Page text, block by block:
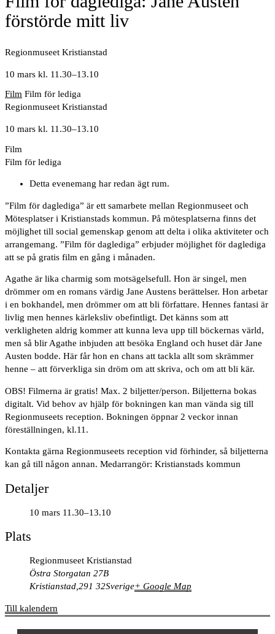
förstörde mitt liv
Regionmuseet Kristianstad
10 mars kl. 11.30–13.10
Film Film för lediga
Regionmuseet Kristianstad
10 mars kl. 11.30–13.10
Film
Film för lediga
Detta evenemang har redan ägt rum.
”Film för daglediga” är ett samarbete mellan Regionmuseet och
Mötesplatser i Kristianstads kommun. På mötesplatserna finns det
möjlighet till social gemenskap genom att delta i olika aktiviteter och
arrangemang. ”Film för daglediga” erbjuder möjlighet för daglediga
att se på gratis film en gång i månaden.
Agathe är lika charmig som motsägelsefull. Hon är singel, men
drömmer om en romans värdig Jane Austens berättelser. Hon arbetar
i en bokhandel, men drömmer om att bli författare. Hennes fantasi är
livlig men hennes kärleksliv obefintligt. Det känns som att
verkligheten aldrig kommer att kunna leva upp till böckernas värld,
men så blir Agathe inbjuden att besöka England och huset där Jane
Austen bodde. Här får hon en chans att tackla allt som skrämmer
henne – att förverkliga sin dröm om att skriva, och om att bli kär.
OBS! Filmerna är gratis! Max. 2 biljetter/person. Biljetterna bokas
digitalt. Vid behov av hjälp för bokningen kan man vända sig till
Regionmuseets reception. Bokningen öppnar 2 veckor innan
föreställningen, kl.11.
Kontakta gärna Regionmuseets reception vid förhinder, så biljetterna
kan gå till någon annan. Medarrangör: Kristianstads kommun
Detaljer
10 mars 11.30–13.10
Plats
Regionmuseet Kristianstad
Östra Storgatan 27B
Kristianstad 291 32Sverige+ Google Map
Till kalendern